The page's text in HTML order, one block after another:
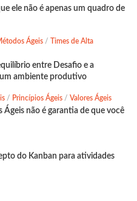
ele não é apenas um quadro de
Ágeis /
Times de Alta
entre Desafio e a
ambiente produtivo
/ Princípios Ágeis / Valores Ágeis
não é garantia de que você
do Kanban para atividades